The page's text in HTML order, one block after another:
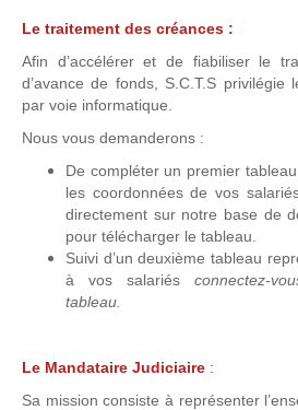
Le traitement des créances :
Afin d’accélérer et de fiabiliser le
d’avance de fonds, S.C.T.S privilégie
par voie informatique.
Nous vous demanderons :
De compléter un premier
les coordonnées de vos
directement sur notre base de
pour télécharger le tableau.
Suivi d’un deuxième tableau
à vos salariés connectez-
tableau.
Le Mandataire Judiciaire :
Sa mission consiste à représenter